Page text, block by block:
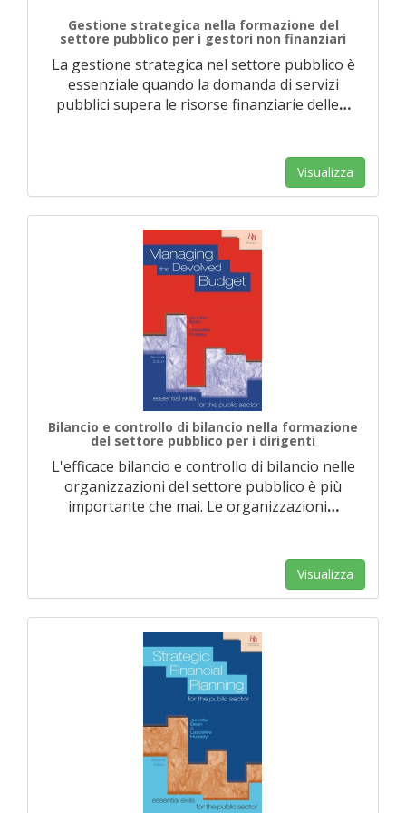
Gestione strategica nella formazione del
settore pubblico per i gestori non finanziari
La gestione strategica nel settore pubblico è
essenziale quando la domanda di servizi
pubblici supera le risorse finanziarie delle…
Visualizza
Bilancio e controllo di bilancio nella formazione
del settore pubblico per i dirigenti
L'efficace bilancio e controllo di bilancio nelle
organizzazioni del settore pubblico è più
importante che mai. Le organizzazioni…
Visualizza